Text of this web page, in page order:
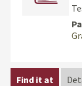
Find it at